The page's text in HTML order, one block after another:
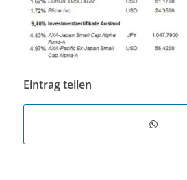
Eintrag teilen